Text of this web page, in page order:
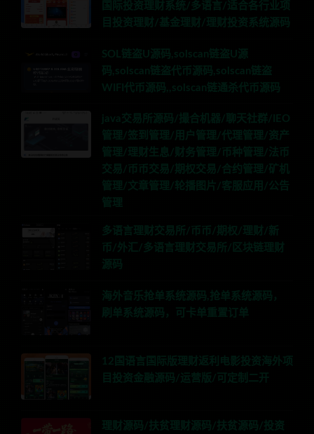
国际投资理财系统/多语言/适合各行业项
目投资理财/基金理财/理财投资系统源码
SOL链盗U源码,solscan链盗U源
码,solscan链盗代币源码,solscan链盗
WIFI代币源码,,solscan链通杀代币源码
java交易所源码/撮合机器/聊天社群/IEO
管理/签到管理/用户管理/代理管理/资产
管理/理财生息/财务管理/币种管理/法币
交易/币币交易/期权交易/合约管理/矿机
管理/文章管理/轮播图片/客服应用/公告
管理
多语言理财交易所/币币/期权/理财/新
币/外汇/多语言理财交易所/区块链理财
源码
海外音乐抢单系统源码,抢单系统源码，
刷单系统源码，可卡单重置订单
12国语言国际版理财返利电影投资海外项
目投资金融源码/运营版/可定制二开
理财源码/扶贫理财源码/扶贫源码/投资